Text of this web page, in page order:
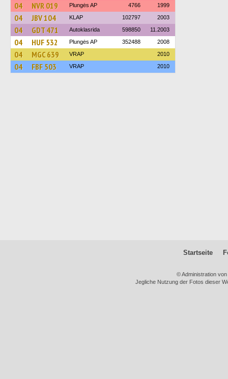
04 NVR 019 Plungės AP 4766 1999
04 JBV 104 KLAP 102797 2003
04 GDT 471 Autoklasrida 598850 11.2003
04 HUF 532 Plungės AP 352488 2008
04 MGC 639 VRAP 2010
04 FBF 503 VRAP 2010
Startseite
© Administration
Jegliche Nutzung der Fotos dieser